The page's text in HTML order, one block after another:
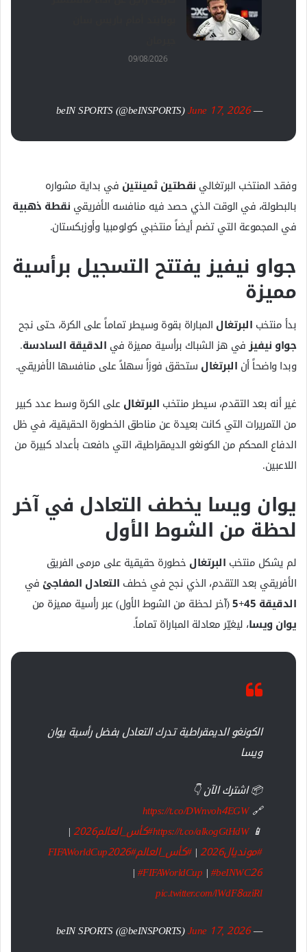
09/08/2026
— beIN SPORTS (@beINSPORTS)
June 17, 2026
وفقد المنتخب البرتغالي نقطتين ثمينتين في بداية مشواره
بالبطولة، في الوقت الذي حصد فيه منافسه الأفريقي نقطة ذهبية
في المجموعة التي تضم أيضاً منتخبي كولومبيا وأوزبكستان.
جواو نيفيز يفتتح التسجيل برأسية
مميزة
بدأ منتخب البرتغال المباراة بقوة وسيطر تماماً على الكرة، حتى نجح
جواو نيفيزفي هز الشباك برأسية مميزة في الدقيقة السادسة.
وبدا واضحاً أن البرتغال ستحقق فوزاً سهلاً على منافسها الأفريقي.
غير أنه بعد التقدم، سيطر منتخب البرتغال على الكرة وسط عدد كبير
من التمريرات التي كانت بعيدة عن مناطق الخطورة الحقيقية، في ظل
الدفاع المحكم من الكونغو الديمقراطية، التي دافعت بأعداد كبيرة من
اللاعبين.
يوان ويسا يخطف التعادل في آخر
لحظة من الشوط الأول
لم يشكل منتخب البرتغال خطورة حقيقية على مرمى الفريق
الأفريقي بعد التقدم، الذي نجح في خطف التعادل المفاجئ في
الدقيقة 45+5
(آخر لحظة من الشوط الأول) عبر رأسية مميزة من
يوان ويسا، ليغيّر معادلة المباراة تماماً.
الكونغو الديمقراطية تدرك التعادل بفضل رأسية يوان
ويسا
📦 اشترك الآن 👇
🔗
https://t.co/DWnvoh4EGW
📱
https://t.co/alkogGtHdW#كأس_العالم2026
|
#مونديال2026
|#كأس_العالم#FIFAWorldCup2026
|#FIFAWorldCup |#beINWC26
pic.twitter.com/lWdF8aziRl
— beIN SPORTS (@beINSPORTS)
June 17, 2026